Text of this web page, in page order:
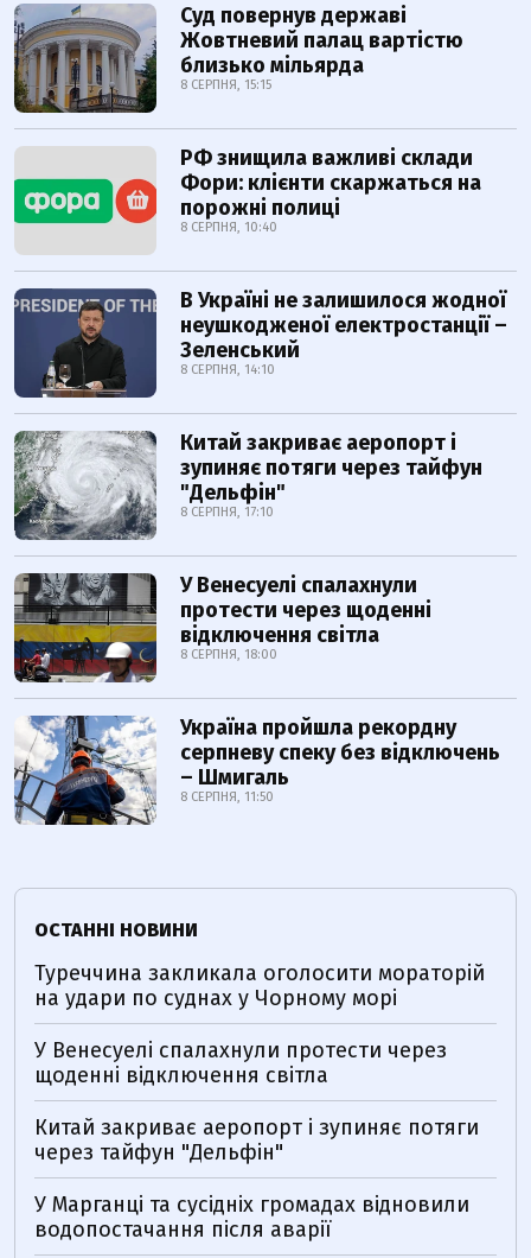
Суд повернув державі
Жовтневий палац вартістю
близько мільярда
8 СЕРПНЯ, 15:15
РФ знищила важливі склади
Фори: клієнти скаржаться на
порожні полиці
8 СЕРПНЯ, 10:40
В Україні не залишилося жодної
неушкодженої електростанції –
Зеленський
8 СЕРПНЯ, 14:10
Китай закриває аеропорт і
зупиняє потяги через тайфун
"Дельфін"
8 СЕРПНЯ, 17:10
У Венесуелі спалахнули
протести через щоденні
відключення світла
8 СЕРПНЯ, 18:00
Україна пройшла рекордну
серпневу спеку без відключень
– Шмигаль
8 СЕРПНЯ, 11:50
ОСТАННІ НОВИНИ
Туреччина закликала оголосити мораторій
на удари по суднах у Чорному морі
У Венесуелі спалахнули протести через
щоденні відключення світла
Китай закриває аеропорт і зупиняє потяги
через тайфун "Дельфін"
У Марганці та сусідніх громадах відновили
водопостачання після аварії